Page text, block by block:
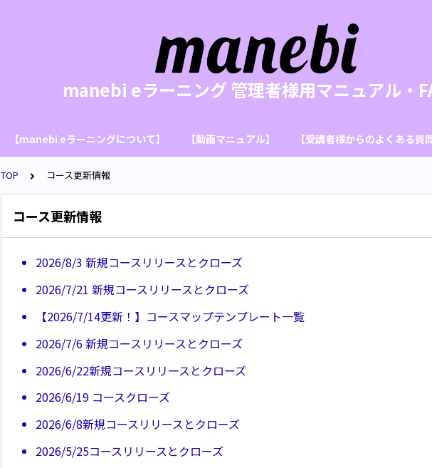
manebi eラーニング 管理者様用マニュアル・
【manebi eラーニングについて】 【動画マニュアル】 【受講者様からのよくある質
TOP コース更新情報
コース更新情報
2026/8/3 新規コースリリースとクローズ
2026/7/21 新規コースリリースとクローズ
【2026/7/14更新！】コースマップテンプレート一覧
2026/7/6 新規コースリリースとクローズ
2026/6/22新規コースリリースとクローズ
2026/6/19 コースクローズ
2026/6/8新規コースリリースとクローズ
2026/5/25コースリリースとクローズ